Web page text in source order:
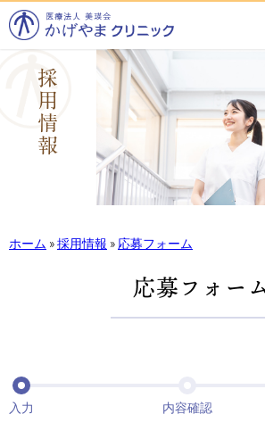
ホーム »採用情報 » 応募フォーム
入力 内容確認